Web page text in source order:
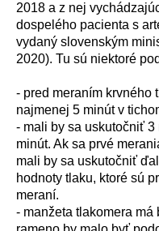
2018 a z nej vychádzajú
dospelého pacienta s
vydaný slovenským
2020). Tu sú niektoré
- pred meraním krvného
najmenej 5 minút v
- mali by sa uskutočniť
minút. Ak sa prvé
mali by sa uskutočniť
hodnoty tlaku, ktoré sú
meraní.
- manžeta tlakomera má